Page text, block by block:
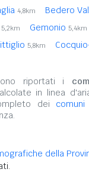
4,8km Bedero
5,2km Gemonio 5,4km
5,8km
riportati i
in linea
dei
della